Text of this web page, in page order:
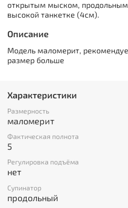
открытым мыском, продольным
высокой танкетке (4см).
Описание
Модель маломерит,
размер больше
Характеристики
Размерность
маломерит
Фактическая полнота
5
Регулировка подъёма
нет
Супинатор
продольный